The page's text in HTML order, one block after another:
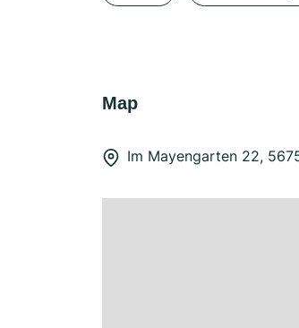
Map
Im Mayengarten 22,